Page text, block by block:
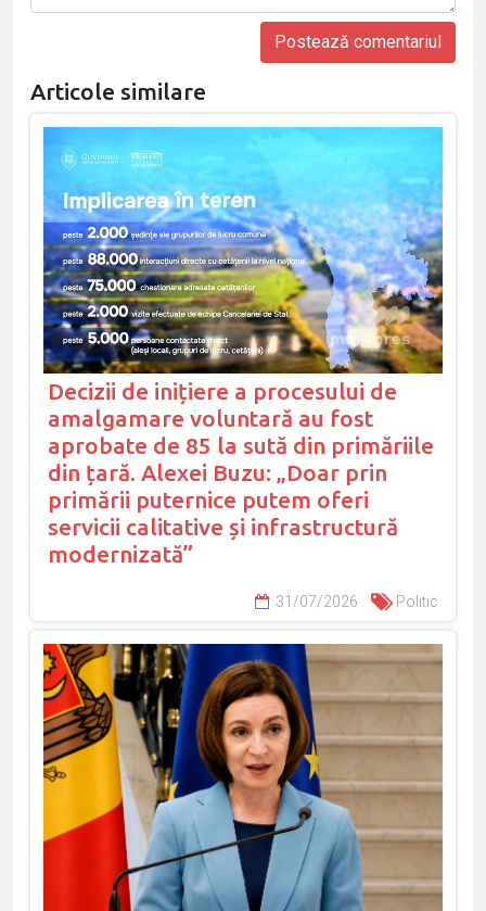
Articole similare
Decizii de inițiere a procesului de
amalgamare voluntară au fost
aprobate de 85 la sută din primăriile
din țară. Alexei Buzu: „Doar prin
primării puternice putem oferi
servicii calitative și infrastructură
modernizată”
31/07/2026 Politic